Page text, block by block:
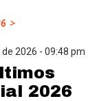
>
2026 - 09:48 pm
2026